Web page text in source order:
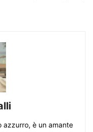
azzurro, è un amante